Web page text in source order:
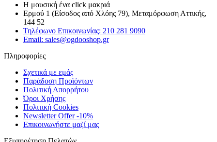
Η μουσική ένα click μακριά
Ερμού 1 (Είσοδος από Χλόης 79), Μεταμόρφωση Αττικής,
144 52
Τηλέφωνο Επικοινωνίας: 210 281 9090
Email: sales@ogdooshop.gr
Πληροφορίες
Σχετικά με εμάς
Παράδοση Προϊόντων
Πολιτική Απορρήτου
Όροι Χρήσης
Πολιτική Cookies
Newsletter Offer -10%
Επικοινωνήστε μαζί μας